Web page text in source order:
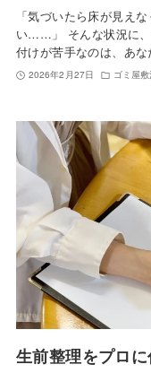
「気づいたら床が見え
い……」 そんな状況に、
付けが苦手なのは、あ
2026年2月27日 ゴミ屋
生前整理をプロ